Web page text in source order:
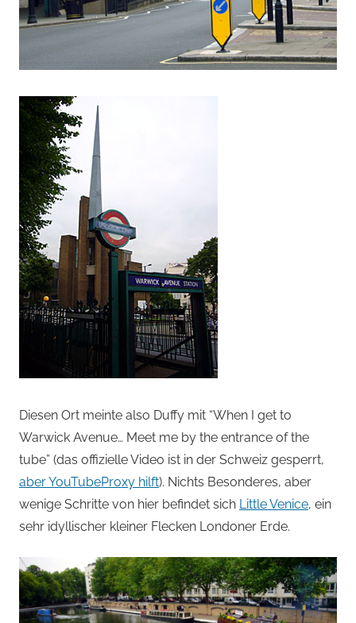
Diesen Ort meinte also Duffy mit “When I get to
Warwick Avenue… Meet me by the entrance of the
tube” (das offizielle Video ist in der Schweiz gesperrt,
aber YouTubeProxy hilft). Nichts Besonderes, aber
wenige Schritte von hier befindet sich Little Venice, ein
sehr idyllischer kleiner Flecken Londoner Erde.